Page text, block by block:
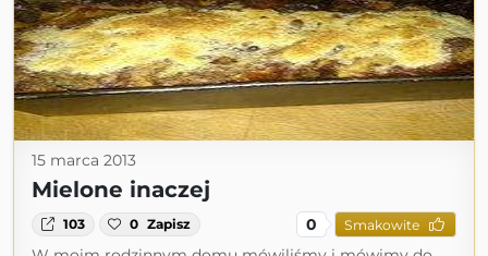
15 marca 2013
Mielone inaczej
103 0 Zapisz 0 Smakowite